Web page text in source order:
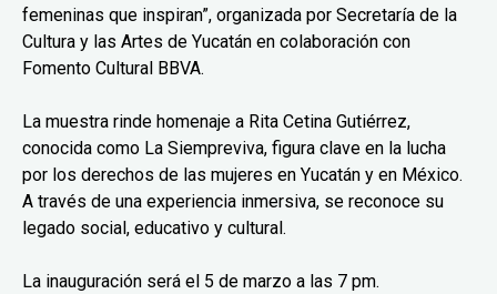
femeninas que inspiran”, organizada por Secretaría de la
Cultura y las Artes de Yucatán en colaboración con
Fomento Cultural BBVA.
La muestra rinde homenaje a Rita Cetina Gutiérrez,
conocida como La Siempreviva, figura clave en la lucha
por los derechos de las mujeres en Yucatán y en México.
A través de una experiencia inmersiva, se reconoce su
legado social, educativo y cultural.
La inauguración será el 5 de marzo a las 7 pm.